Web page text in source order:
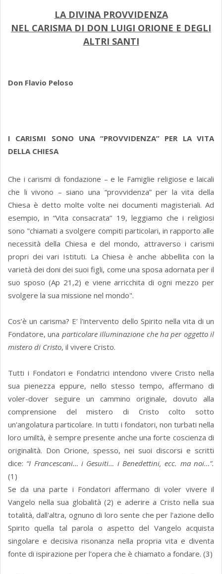
LA DIVINA PROVVIDENZA
NEL CARISMA DI DON LUIGI ORIONE E DEGLI
ALTRI SANTI
Don Flavio Peloso
I CARISMI SONO UNA “PROVVIDENZA” PER LA VITA
DELLA CHIESA
Che i carismi di fondazione – e le Famiglie religiose e laicali
che li vivono – siano una “provvidenza” per la vita della
Chiesa è detto molte volte nei documenti magisteriali. Ad
esempio, in “Vita consacrata” 19, leggiamo che i religiosi
sono "chiamati a svolgere compiti particolari, in rapporto alle
necessità della Chiesa e del mondo, attraverso i carismi
propri dei vari Istituti. La Chiesa è anche abbellita con la
varietà dei doni dei suoi figli, come una sposa adornata per il
suo sposo (Ap 21,2) e viene arricchita di ogni mezzo per
svolgere la sua missione nel mondo".
Cos’è un carisma? E’ l'intervento dello Spirito nella vita di un
Fondatore, una particolare illuminazione che ha per oggetto il
mistero di Cristo, il vivere Cristo.
Tutti i Fondatori e Fondatrici intendono vivere Cristo nella
sua pienezza eppure, nello stesso tempo, affermano di
voler-dover seguire un cammino originale, dovuto alla
comprensione del mistero di Cristo colto sotto
un'angolatura particolare. In tutti i fondatori, non turbati nella
loro umiltà, è sempre presente anche una forte coscienza di
originalità. Don Orione, spesso, nei suoi discorsi e scritti
dice: “I Francescani… i Gesuiti… i Benedettini, ecc. ma noi…”.
(1)
Se da una parte i Fondatori affermano di voler vivere il
Vangelo nella sua globalità (2) e aderire a Cristo nella sua
totalità, dall'altra, ognuno di loro sente che per l'azione dello
Spirito quella tal parola o aspetto del Vangelo acquista
singolare e decisiva risonanza nella propria vita e diventa
fonte di ispirazione per l'opera che è chiamato a fondare. (3)